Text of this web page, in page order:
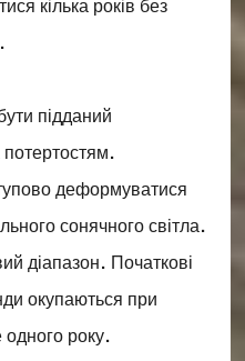
кілька років без
підданий
деформуватися
сонячного світла.
діапазон. Початкові
окупаються при
одного року.